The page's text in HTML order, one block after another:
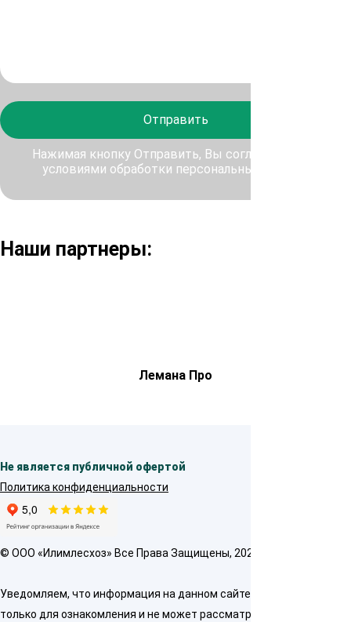
Отправить
Нажимая кнопку Отправить, Вы соглашаетесь с
условиями обработки персональных данных
Наши партнеры:
Лемана Про
Не является публичной офертой
Политика конфиденциальности
© OOO «Илимлесхоз» Все Права Защищены, 2026
Уведомляем, что информация на данном сайте предназначена
только для ознакомления и не может рассматриваться как